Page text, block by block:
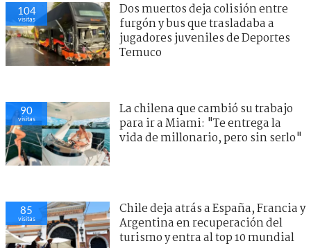
104
visitas
Dos muertos deja colisión entre
furgón y bus que trasladaba a
jugadores juveniles de Deportes
Temuco
90
visitas
La chilena que cambió su trabajo
para ir a Miami: "Te entrega la
vida de millonario, pero sin serlo"
85
visitas
Chile deja atrás a España, Francia y
Argentina en recuperación del
turismo y entra al top 10 mundial